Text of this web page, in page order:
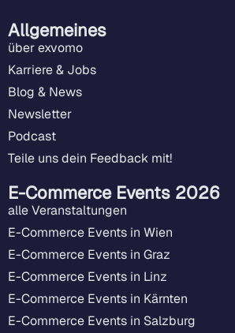
Allgemeines
über exvomo
Karriere & Jobs
Blog & News
Newsletter
Podcast
Teile uns dein Feedback mit!
E-Commerce Events 2026
alle Veranstaltungen
E-Commerce Events in Wien
E-Commerce Events in Graz
E-Commerce Events in Linz
E-Commerce Events in Kärnten
E-Commerce Events in Salzburg